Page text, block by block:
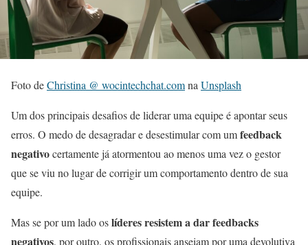
Foto deChristina @ wocintechchat.comna Unsplash
Um dos principais desafios de liderar uma equipe é apontar seus
erros. O medo de desagradar e desestimular com umfeedback
negativocertamente já atormentou ao menos uma vez o gestor
que se viu no lugar de corrigir um comportamento dentro de sua
equipe.
Mas se por um lado oslíderes resistem a dar feedbacks
negativos, por outro, os profissionais anseiam por uma devolutiva